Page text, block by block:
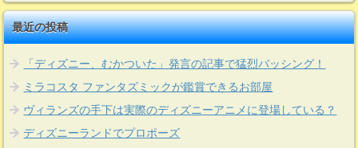
最近の投稿
「ディズニー、むかついた」発言の記事で猛烈バッシング！
ミラコスタ ファンタズミックが鑑賞できるお部屋
ヴィランズの手下は実際のディズニーアニメに登場している？
ディズニーランドでプロポーズ